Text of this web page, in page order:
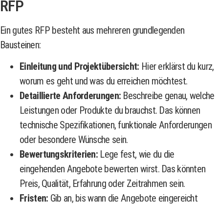
RFP
Ein gutes RFP besteht aus mehreren grundlegenden
Bausteinen:
Einleitung und Projektübersicht: Hier erklärst du kurz,
worum es geht und was du erreichen möchtest.
Detaillierte Anforderungen: Beschreibe genau, welche
Leistungen oder Produkte du brauchst. Das können
technische Spezifikationen, funktionale Anforderungen
oder besondere Wünsche sein.
Bewertungskriterien: Lege fest, wie du die
eingehenden Angebote bewerten wirst. Das könnten
Preis, Qualität, Erfahrung oder Zeitrahmen sein.
Fristen: Gib an, bis wann die Angebote eingereicht